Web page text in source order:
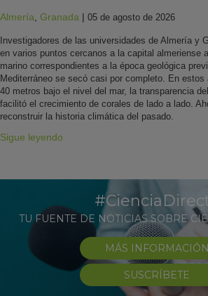
Almería Granada | 05 de agosto de 2026
Investigadores de las universidades de Almería y
en varios puntos cercanos a la capital almeriense
marino correspondientes a la época geológica
Mediterráneo se secó casi por completo. En
40 metros bajo el nivel del mar, la transparencia
facilitó el crecimiento de corales de lado a lado.
reconstruir la historia climática del pasado.
Sigue leyendo
TU FUENTE DE NOTICIAS SOBRE
MÁS INFORMACIÓN
SUSCRÍBETE